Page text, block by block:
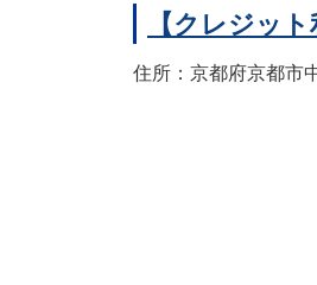
【クレジッ
住所：京都府京都市